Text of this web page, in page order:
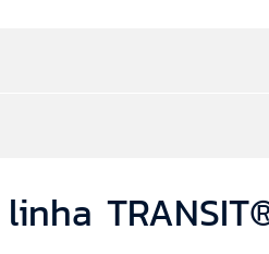
no final, você utiliza o seu